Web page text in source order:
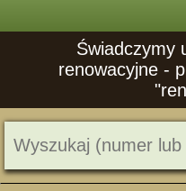
Świadczymy
renowacyjne -